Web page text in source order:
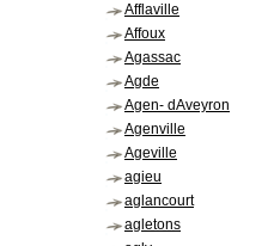
Afflaville
Affoux
Agassac
Agde
Agen- dAveyron
Agenville
Ageville
agieu
aglancourt
agletons